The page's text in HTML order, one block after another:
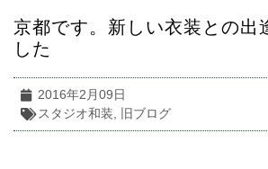
京都です。新しい衣装との出
した
2016年2月09日
スタジオ和装
旧ブログ